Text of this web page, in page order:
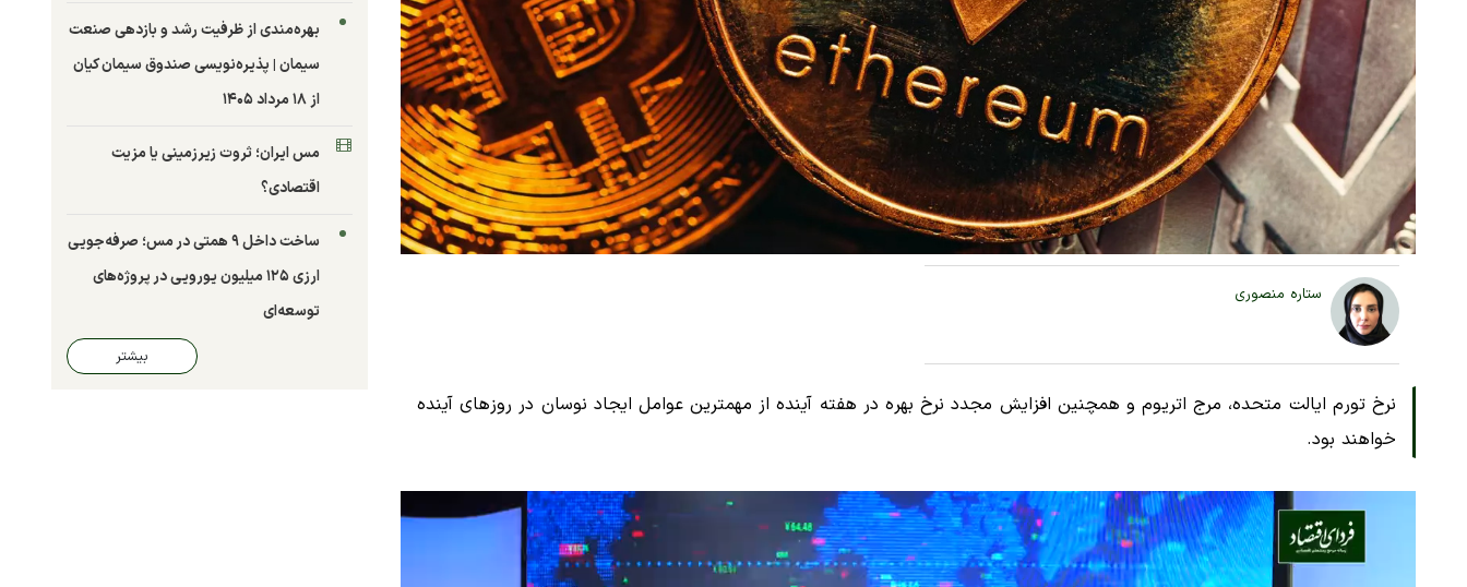
ستاره منصوری
نرخ تورم ایالت متحده، مرج اتریوم و همچنین افزایش مجدد نرخ بهره در هفته‌ آینده از مهمترین عوامل ایجاد نوسان در روزهای آینده
خواهند بود.
بهره‌مندی از ظرفیت رشد و بازدهی صنعت
سیمان | پذیره‌نویسی صندوق سیمان کیان
از ۱۸ مرداد ۱۴۰۵
مس ایران؛ ثروت زیرزمینی یا مزیت
اقتصادی؟
ساخت داخل ۹ همتی در مس؛ صرفه‌جویی
ارزی ۱۲۵ میلیون یورویی در پروژه‌های
توسعه‌ای
بیشتر